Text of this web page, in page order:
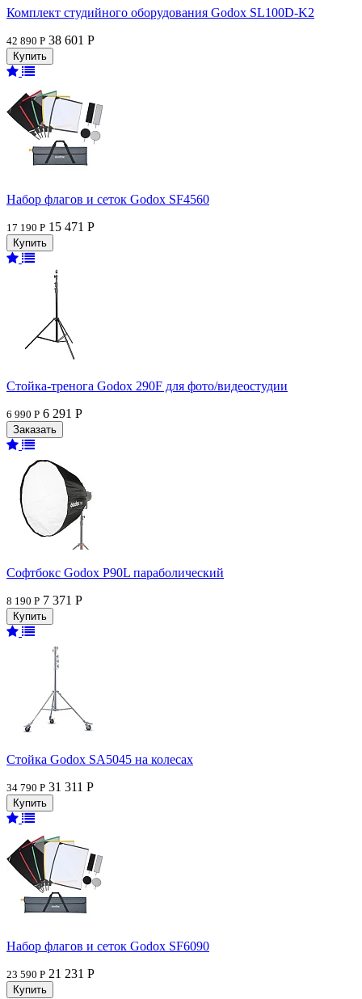
Комплект студийного оборудования Godox SL100D-K2
42 890 Р 38 601 Р
Набор флагов и сеток Godox SF4560
17 190 Р 15 471 Р
Стойка-тренога Godox 290F для фото/видеостудии
6 990 Р 6 291 Р
Софтбокс Godox P90L параболический
8 190 Р 7 371 Р
Стойка Godox SA5045 на колесах
34 790 Р 31 311 Р
Набор флагов и сеток Godox SF6090
23 590 Р 21 231 Р